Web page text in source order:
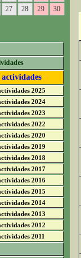
27 28 29
30
2025
2024
2023
2022
2020
2019
2018
2017
2016
2015
2014
2013
2012
2011